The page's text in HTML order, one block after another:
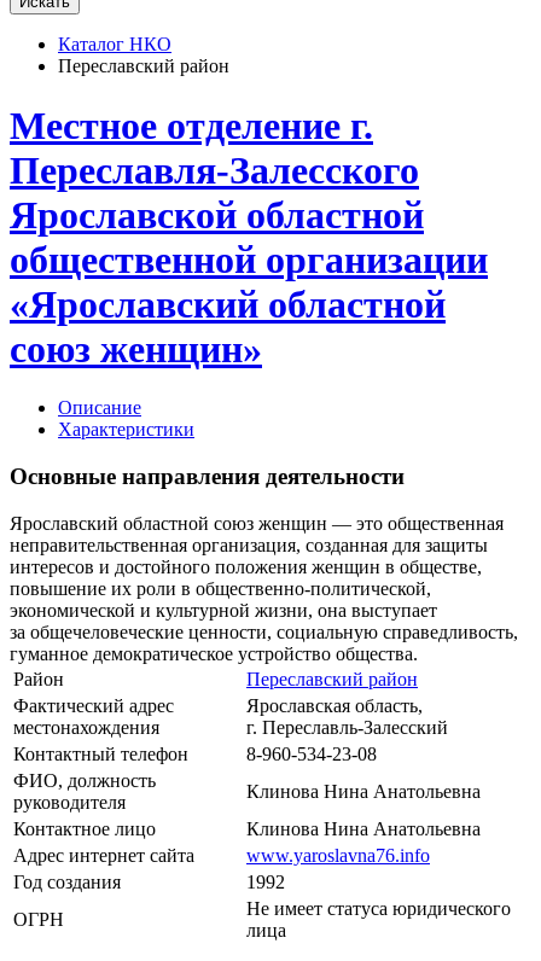
Каталог НКО
Переславский район
Местное отделение г.
Переславля-Залесского
Ярославской областной
общественной организации
«Ярославский областной
союз женщин»
Описание
Характеристики
Основные направления деятельности
Ярославский областной союз женщин — это общественная
неправительственная организация, созданная для защиты
интересов и достойного положения женщин в обществе,
повышение их роли в общественно-политической,
экономической и культурной жизни, она выступает
за общечеловеческие ценности, социальную справедливость,
гуманное демократическое устройство общества.
Район
Переславский район
Фактический адрес
местонахождения
Ярославская область,
г. Переславль-Залесский
Контактный телефон
8-960-534-23-08
ФИО, должность
руководителя
Клинова Нина Анатольевна
Контактное лицо
Клинова Нина Анатольевна
Адрес интернет сайта
www.yaroslavna76.info
Год создания
1992
ОГРН
Не имеет статуса юридического
лица